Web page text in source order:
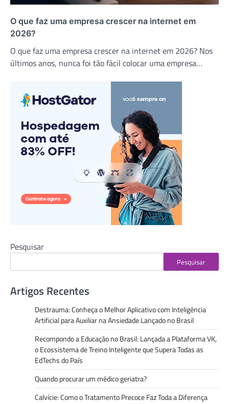
O que faz uma empresa crescer na internet em
2026?
O que faz uma empresa crescer na internet em 2026? Nos
últimos anos, nunca foi tão fácil colocar uma empresa…
Pesquisar
Pesquisar
Artigos Recentes
Destrauma: Conheça o Melhor Aplicativo com Inteligência
Artificial para Auxiliar na Ansiedade Lançado no Brasil
Recompondo a Educação no Brasil: Lançada a Plataforma VK,
o Ecossistema de Treino Inteligente que Supera Todas as
EdTechs do País
Quando procurar um médico geriatra?
Calvície: Como o Tratamento Precoce Faz Toda a Diferença